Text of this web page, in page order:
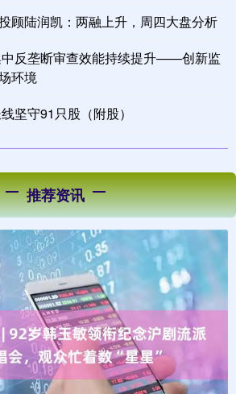
顾陆润凯：两融上升，周四大盘分析
中反垄断审查效能持续提升——创新监
环境
坚守91只股（附股）
推荐资讯